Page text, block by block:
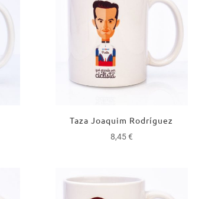
Taza Joaquim Rodríguez
8,45€